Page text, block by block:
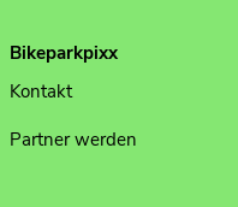
Bikeparkpixx
Kontakt
Partner werden